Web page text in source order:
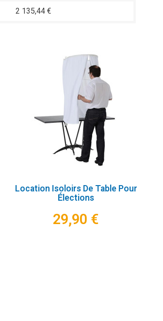
2 135,44 €
Location Isoloirs De Table Pour
Élections
29,90 €